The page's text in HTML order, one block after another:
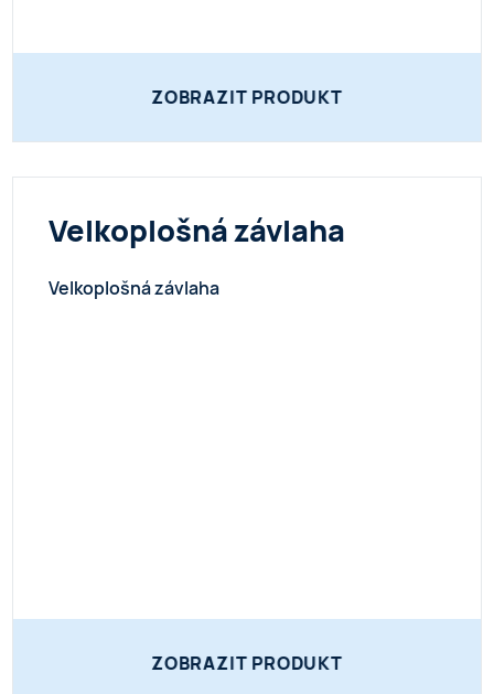
ZOBRAZIT PRODUKT
Velkoplošná závlaha
Velkoplošná závlaha
ZOBRAZIT PRODUKT